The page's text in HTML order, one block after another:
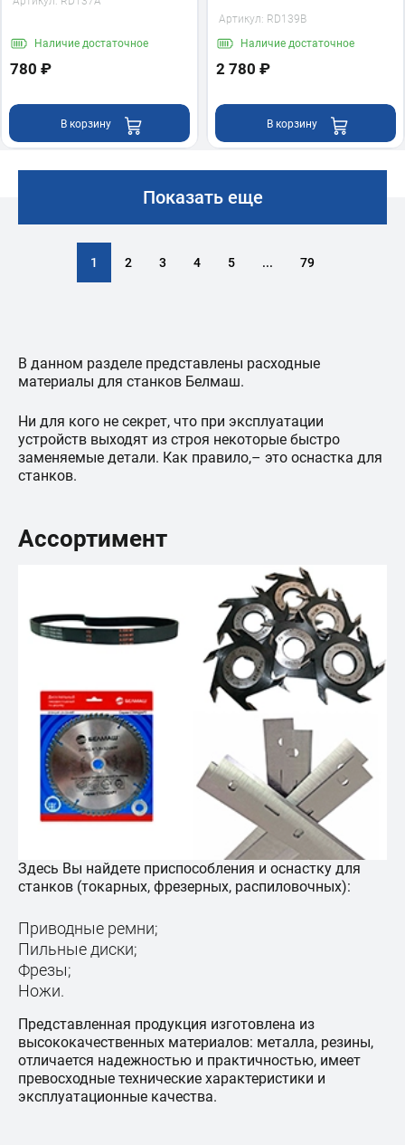
Наличие достаточное
780 ₽
В корзину
Артикул: RD139B
Наличие достаточное
2 780 ₽
В корзину
Показать еще
1 2 3 4 5 ... 79
В данном разделе представлены расходные
материалы для станков Белмаш.
Ни для кого не секрет, что при эксплуатации
устройств выходят из строя некоторые быстро
заменяемые детали. Как правило,– это оснастка для
станков.
Ассортимент
Здесь Вы найдете приспособления и оснастку для
станков (токарных, фрезерных, распиловочных):
Приводные ремни;
Пильные диски;
Фрезы;
Ножи.
Представленная продукция изготовлена из
высококачественных материалов: металла, резины,
отличается надежностью и практичностью, имеет
превосходные технические характеристики и
эксплуатационные качества.